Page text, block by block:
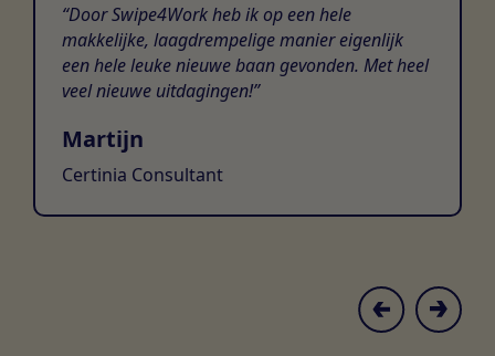
Door Swipe4Work heb ik op een hele
makkelijke, laagdrempelige manier eigenlijk
een hele leuke nieuwe baan gevonden. Met heel
veel nieuwe uitdagingen!
Martijn
Certinia Consultant